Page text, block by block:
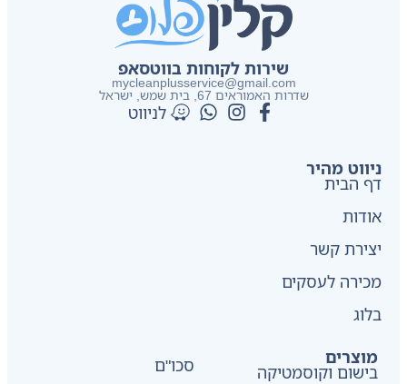
שירות לקוחות בווטסאפ
mycleanplusservice@gmail.com
שדרות האמוראים 67, בית שמש​, ישראל
לניווט
ניווט מהיר
דף הבית
אודות
יצירת קשר
מכירה לעסקים
בלוג
מוצרים
בישום וקוסמטיקה
סכו"ם